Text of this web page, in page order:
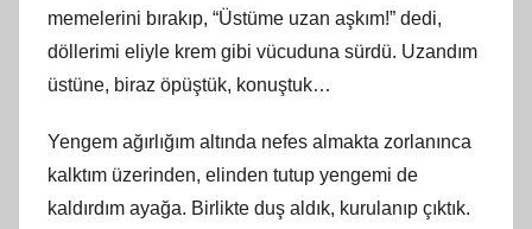
memelerini bırakıp, “Üstüme uzan aşkım!” dedi,
döllerimi eliyle krem gibi vücuduna sürdü. Uzandım
üstüne, biraz öpüştük, konuştuk…
Yengem ağırlığım altında nefes almakta zorlanınca
kalktım üzerinden, elinden tutup yengemi de
kaldırdım ayağa. Birlikte duş aldık, kurulanıp çıktık.